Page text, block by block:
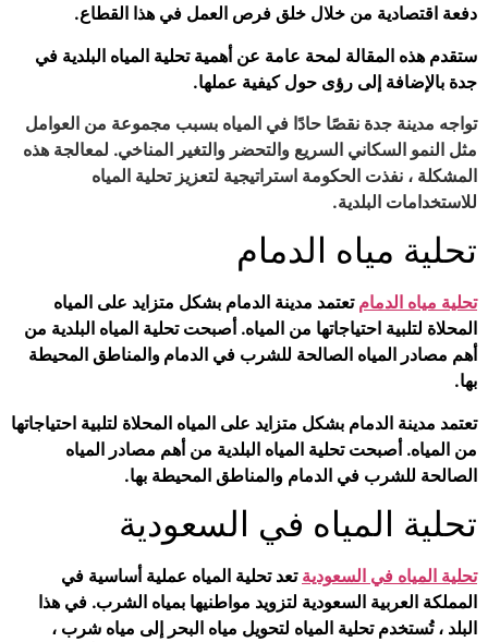
دفعة اقتصادية من خلال خلق فرص العمل في هذا القطاع.
ستقدم هذه المقالة لمحة عامة عن أهمية تحلية المياه البلدية في
جدة بالإضافة إلى رؤى حول كيفية عملها.
تواجه مدينة جدة نقصًا حادًا في المياه بسبب مجموعة من العوامل
مثل النمو السكاني السريع والتحضر والتغير المناخي. لمعالجة هذه
المشكلة ، نفذت الحكومة استراتيجية لتعزيز تحلية المياه
للاستخدامات البلدية.
تحلية مياه الدمام
تحلية مياه الدمام تعتمد مدينة الدمام بشكل متزايد على المياه
المحلاة لتلبية احتياجاتها من المياه. أصبحت تحلية المياه البلدية من
أهم مصادر المياه الصالحة للشرب في الدمام والمناطق المحيطة
بها.
تعتمد مدينة الدمام بشكل متزايد على المياه المحلاة لتلبية احتياجاتها
من المياه. أصبحت تحلية المياه البلدية من أهم مصادر المياه
الصالحة للشرب في الدمام والمناطق المحيطة بها.
تحلية المياه في السعودية
تحلية المياه في السعودية تعد تحلية المياه عملية أساسية في
المملكة العربية السعودية لتزويد مواطنيها بمياه الشرب. في هذا
البلد ، تُستخدم تحلية المياه لتحويل مياه البحر إلى مياه شرب ،